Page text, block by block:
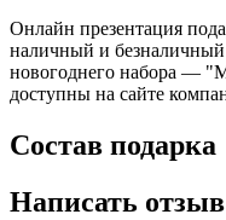
Онлайн презентация
наличный и безналичный
новогоднего набора —
доступны на сайте
Состав подарка
Написать отзыв